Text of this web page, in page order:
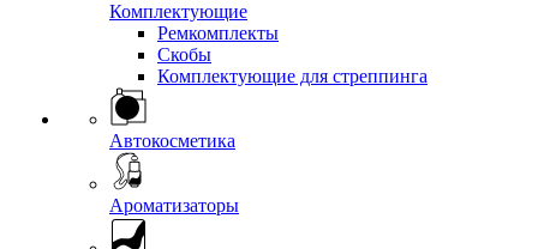
Комплектующие
Ремкомплекты
Скобы
Комплектующие для стреппинга
Автокосметика
Ароматизаторы